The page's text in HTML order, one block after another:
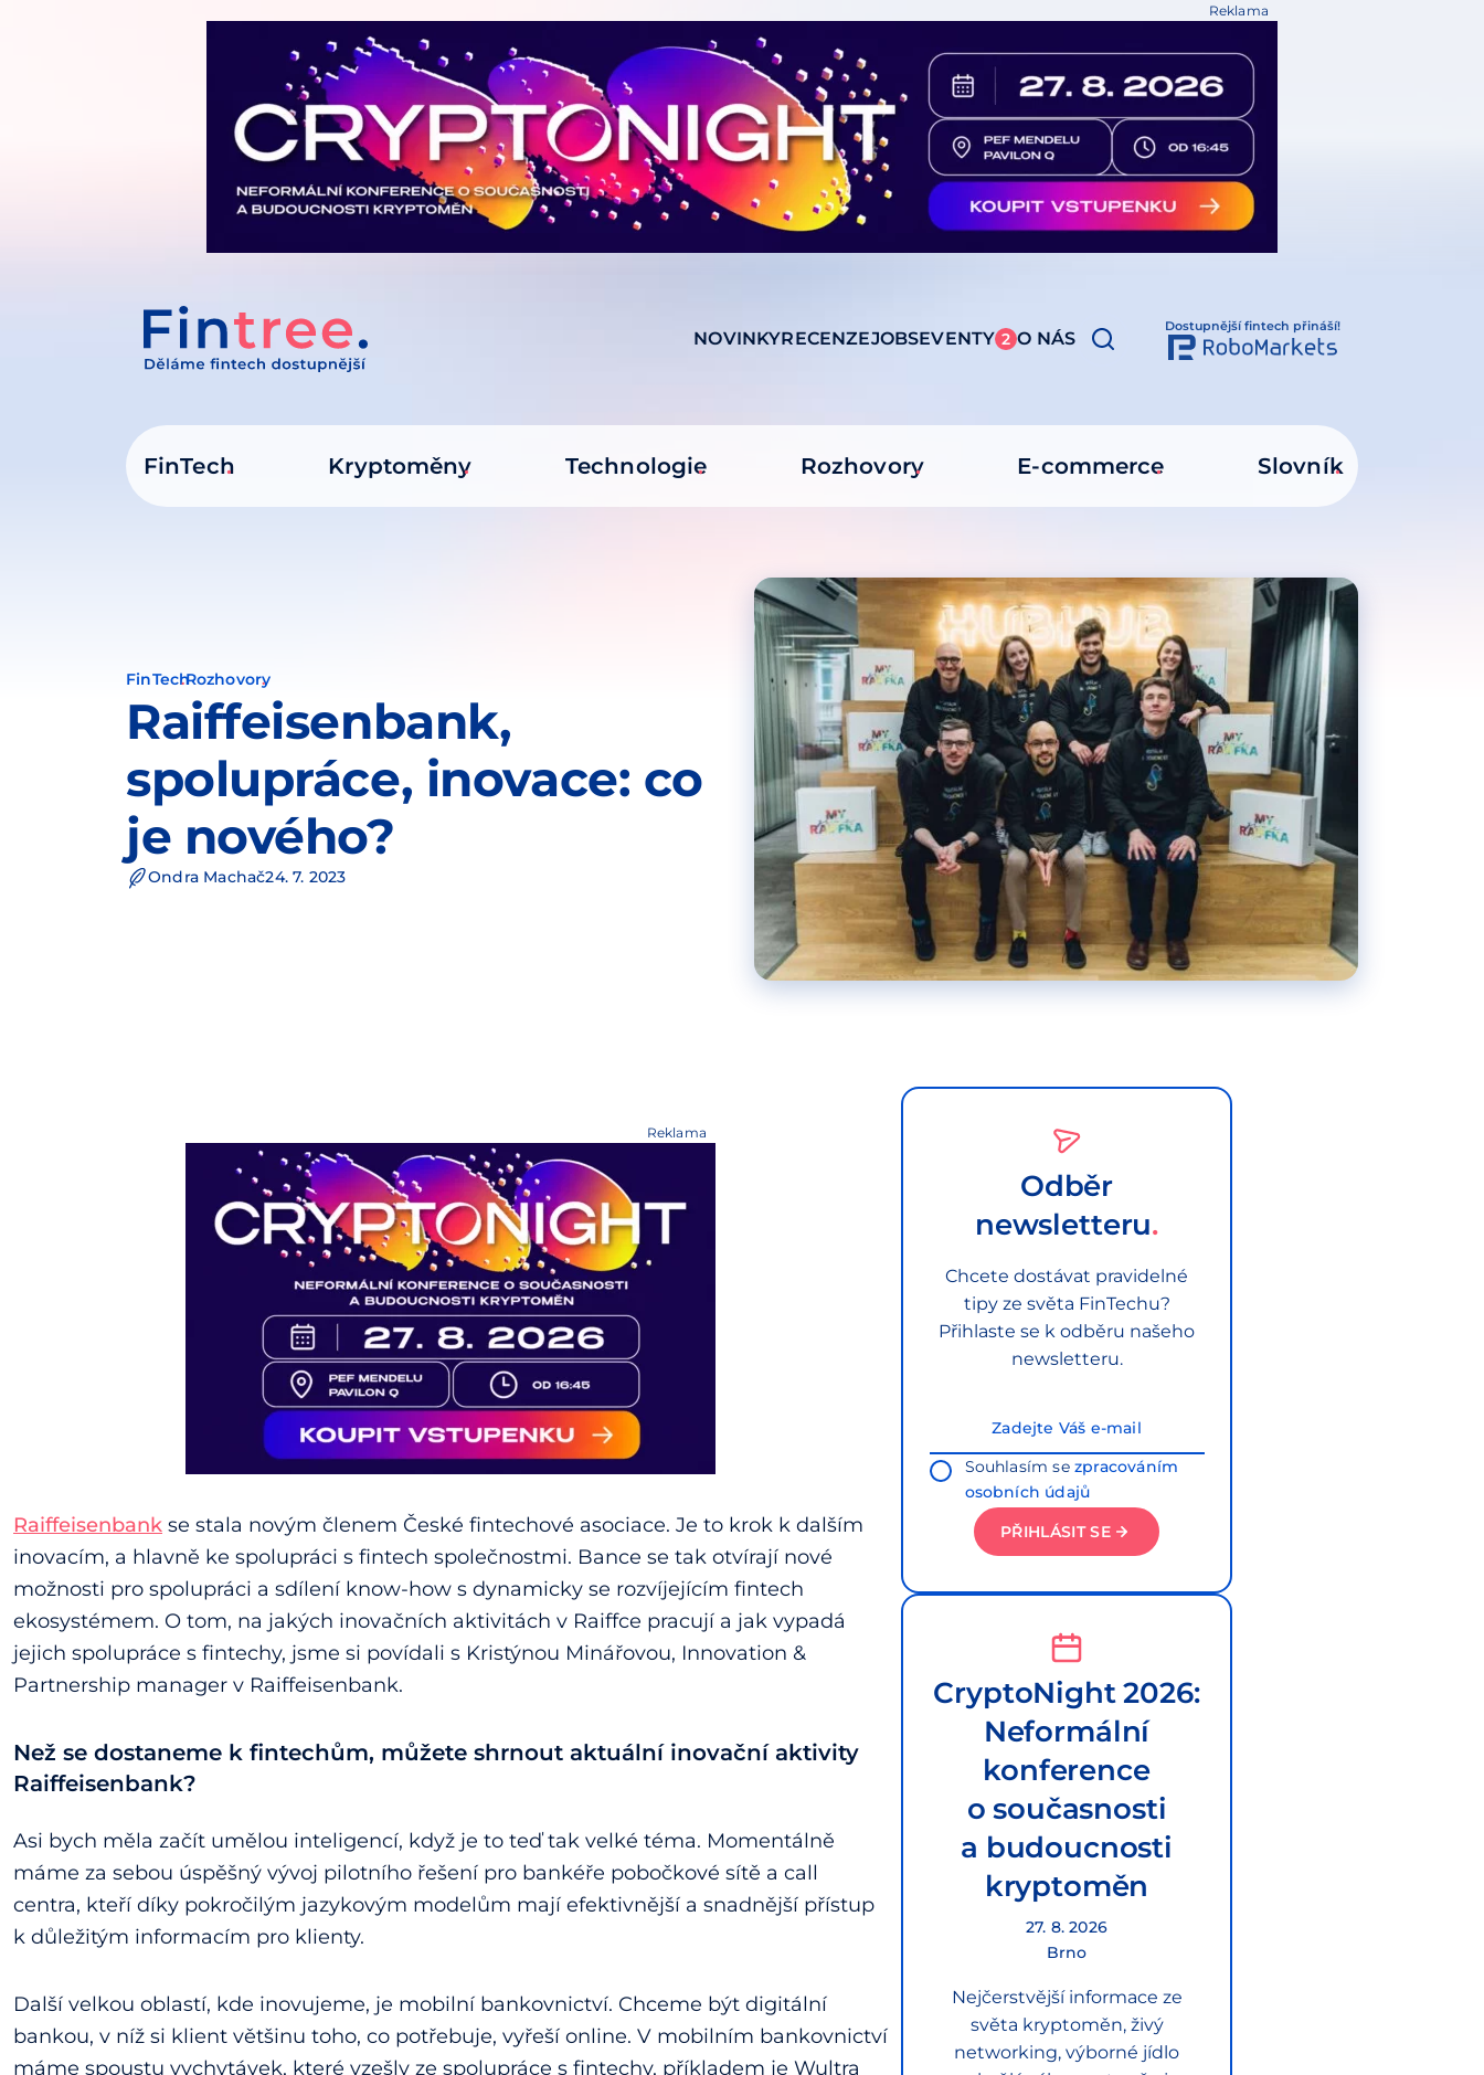
Reklama
NOVINKYRECENZEJOBSEVENTY 2 O NÁS
Dostupnější fintech přináší!
FinTech Kryptoměny Technologie Rozhovory E-commerce Slovník
FinTechRozhovory
Raiffeisenbank,
spolupráce, inovace: co
je nového?
Ondra Machač24. 7. 2023
Reklama
Raiffeisenbank se stala novým členem České fintechové asociace. Je to krok k dalším
inovacím, a hlavně ke spolupráci s fintech společnostmi. Bance se tak otvírají nové
možnosti pro spolupráci a sdílení know-how s dynamicky se rozvíjejícím fintech
ekosystémem. O tom, na jakých inovačních aktivitách v Raiffce pracují a jak vypadá
jejich spolupráce s fintechy, jsme si povídali s Kristýnou Minářovou, Innovation &
Partnership manager v Raiffeisenbank.
Než se dostaneme k fintechům, můžete shrnout aktuální inovační aktivity
Raiffeisenbank?
Asi bych měla začít umělou inteligencí, když je to teď tak velké téma. Momentálně
máme za sebou úspěšný vývoj pilotního řešení pro bankéře pobočkové sítě a call
centra, kteří díky pokročilým jazykovým modelům mají efektivnější a snadnější přístup
k důležitým informacím pro klienty.
Další velkou oblastí, kde inovujeme, je mobilní bankovnictví. Chceme být digitální
bankou, v níž si klient většinu toho, co potřebuje, vyřeší online. V mobilním bankovnictví
máme spoustu vychytávek, které vzešly ze spolupráce s fintechy, příkladem je Wultra
Odběr
newsletteru
Chcete dostávat pravidelné
tipy ze světa FinTechu?
Přihlaste se k odběru našeho
newsletteru.
Souhlasím sezpracováním
osobních údajů
PŘIHLÁSIT SE
CryptoNight 2026:
Neformální
konference
o současnosti
a budoucnosti
kryptoměn
27. 8. 2026
Brno
Nejčerstvější informace ze
světa kryptoměn, živý
networking, výborné jídlo